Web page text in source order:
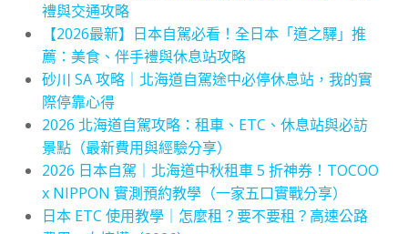
禮與交通攻略
【2026最新】日本自駕必看！全日本「道之驛」推
薦：美食、伴手禮與休息站攻略
砂川 SA 攻略｜北海道自駕途中必停休息站，我的實
際停靠心得
2026 北海道自駕攻略：租車、ETC、休息站與必訪
景點（最新費用與經驗分享）
2026 日本自駕｜北海道中秋租車 5 折神券！TOCOO
x NIPPON 實測預約教學（一家五口實戰分享）
日本 ETC 使用教學｜怎麼租？要不要租？高速公路